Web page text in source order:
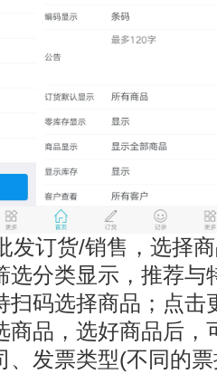
发订货/销售，选择
选分类显示，推荐与
扫码选择商品；点击
商品，选好商品后，
、发票类型(不同的